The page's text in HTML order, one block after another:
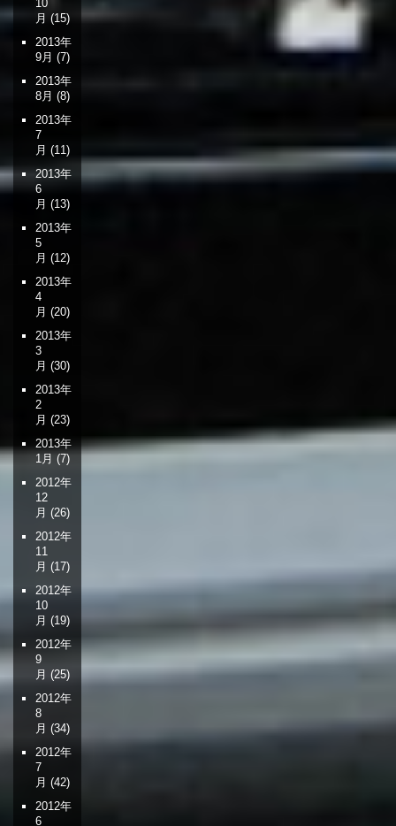
10
月 (15)
2013年
9月 (7)
2013年
8月 (8)
2013年
7
月 (11)
2013年
6
月 (13)
2013年
5
月 (12)
2013年
4
月 (20)
2013年
3
月 (30)
2013年
2
月 (23)
2013年
1月 (7)
2012年
12
月 (26)
2012年
11
月 (17)
2012年
10
月 (19)
2012年
9
月 (25)
2012年
8
月 (34)
2012年
7
月 (42)
2012年
6